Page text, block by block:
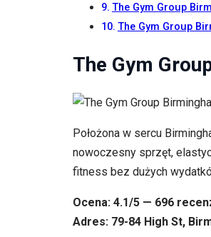
The Gym Group
The Gym Group
The Gym
Położona w sercu
nowoczesny sprzęt,
fitness bez dużych
Ocena: 4.1/5 — 696
Adres: 79-84 High St,